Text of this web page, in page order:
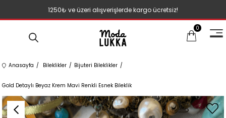
1250₺ ve üzeri alışverişlerde kargo ücretsiz!
0
Anasayfa Bileklikler Bijuteri Bileklikler
Gold Detaylı Beyaz Krem Mavi Renkli Esnek Bileklik